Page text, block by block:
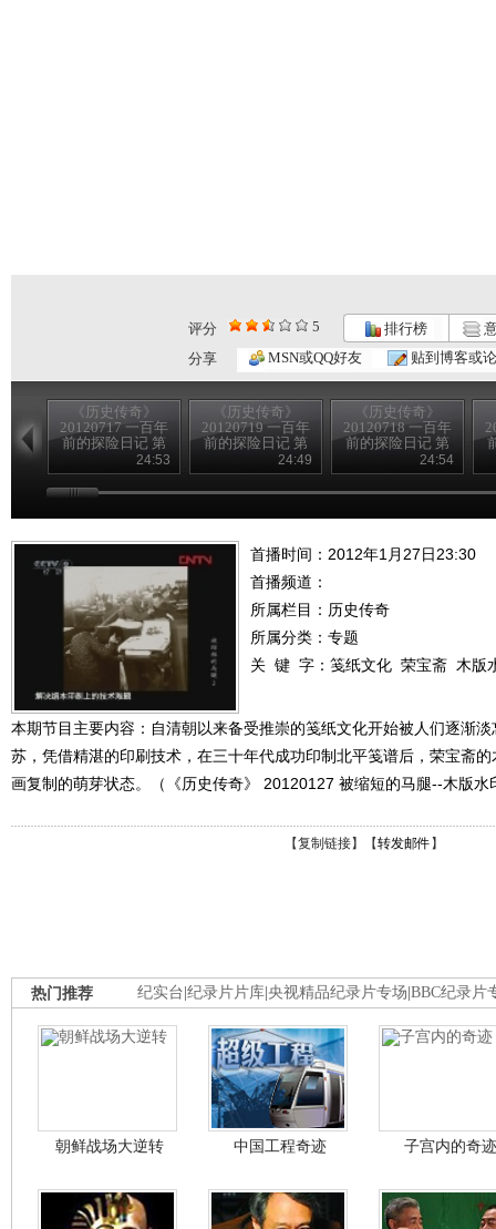
评分 5 排行榜
分享
MSN或QQ好友 贴到博客或
《历史传奇》
20120717 一百年
前的探险日记 第
四集 沙埋宝藏
（下）
24:53
《历史传奇》
20120719 一百年
前的探险日记 第
八集 为歌者留影
（下）
24:49
《历史传奇》
20120718 一百年
前的探险日记 第
六集 生死大漠
（下）
24:54
首播时间：2012年1月27日23:30
首播频道：
所属栏目： 历史传奇
所属分类：专题
关 键 字： 笺纸文化 荣宝斋 木版
本期节目主要内容：自清朝以来备受推崇的笺纸文化开始被人们逐渐
苏，凭借精湛的印刷技术，在三十年代成功印制北平笺谱后，荣宝斋
画复制的萌芽状态。（《历史传奇》 20120127 被缩短的马腿--木版水
【复制链接】【转发邮件 】
纪实台 纪录片片库 央视精品纪录片专场 BBC纪录片
热门推荐
朝鲜战场大逆转 中国工程奇迹 子宫内的奇迹